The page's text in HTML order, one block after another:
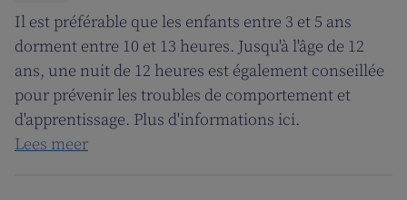
Il est préférable que les enfants entre 3 et 5 ans
dorment entre 10 et 13 heures. Jusqu'à l'âge de 12
ans, une nuit de 12 heures est également conseillée
pour prévenir les troubles de comportement et
d'apprentissage. Plus d'informations ici.
Lees meer